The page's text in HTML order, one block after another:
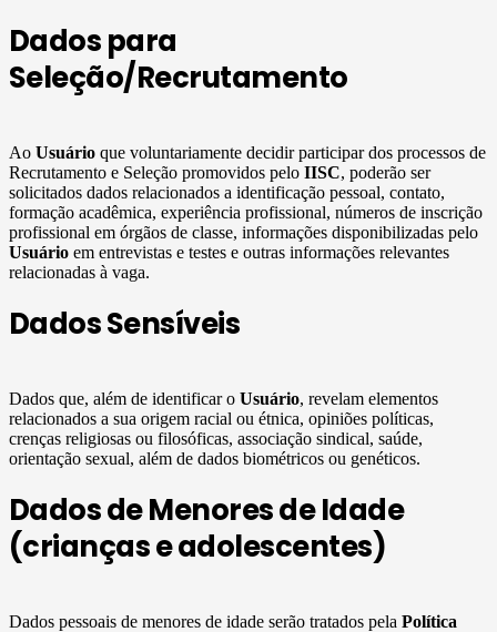
Dados para
Seleção/Recrutamento
Ao Usuário que voluntariamente decidir participar dos processos de
Recrutamento e Seleção promovidos pelo IISC, poderão ser
solicitados dados relacionados a identificação pessoal, contato,
formação acadêmica, experiência profissional, números de inscrição
profissional em órgãos de classe, informações disponibilizadas pelo
Usuário em entrevistas e testes e outras informações relevantes
relacionadas à vaga.
Dados Sensíveis
Dados que, além de identificar o Usuário, revelam elementos
relacionados a sua origem racial ou étnica, opiniões políticas,
crenças religiosas ou filosóficas, associação sindical, saúde,
orientação sexual, além de dados biométricos ou genéticos.
Dados de Menores de Idade
(crianças e adolescentes)
Dados pessoais de menores de idade serão tratados pela Política